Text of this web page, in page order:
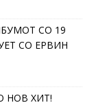
СО 19
СО ЕРВИН
НОВ ХИТ!